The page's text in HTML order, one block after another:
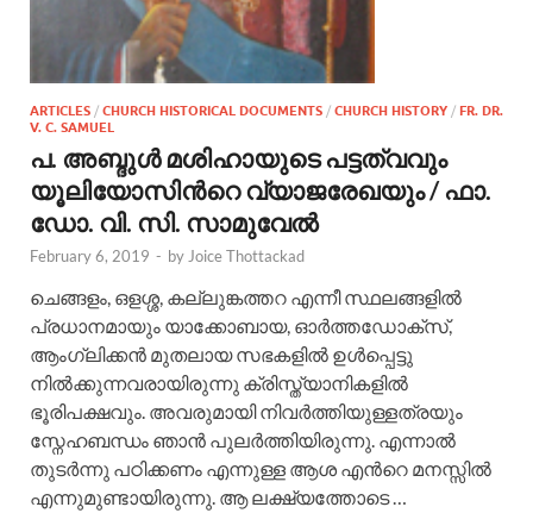
ARTICLES / CHURCH HISTORICAL DOCUMENTS / CHURCH HISTORY / FR. DR.
V. C. SAMUEL
പ. അബ്ദുള്‍ മശിഹായുടെ പട്ടത്വവും
യൂലിയോസിന്‍റെ വ്യാജരേഖയും / ഫാ.
ഡോ. വി. സി. സാമുവേല്‍
February 6, 2019 - byJoice Thottackad
ചെങ്ങളം, ഒളശ്ശ, കല്ലുങ്കത്തറ എന്നീ സ്ഥലങ്ങളില്‍
പ്രധാനമായും യാക്കോബായ, ഓര്‍ത്തഡോക്സ്,
ആംഗ്ലിക്കന്‍ മുതലായ സഭകളില്‍ ഉള്‍പ്പെട്ടു
നില്‍ക്കുന്നവരായിരുന്നു ക്രിസ്ത്യാനികളില്‍
ഭൂരിപക്ഷവും. അവരുമായി നിവര്‍ത്തിയുള്ളത്രയും
സ്നേഹബന്ധം ഞാന്‍ പുലര്‍ത്തിയിരുന്നു. എന്നാല്‍
തുടര്‍ന്നു പഠിക്കണം എന്നുള്ള ആശ എന്‍റെ മനസ്സില്‍
എന്നുമുണ്ടായിരുന്നു. ആ ലക്ഷ്യത്തോടെ …